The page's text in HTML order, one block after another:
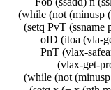
(while (not (minusp
(setq PvT (ssname
oID (itoa (vla-get-
PnT (vlax-
(vlax-get-
(while (not (minusp